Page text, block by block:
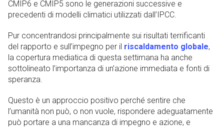
CMIP6 e CMIP5 sono le generazioni successive e
precedenti di modelli climatici utilizzati dall’IPCC.
Pur concentrandosi principalmente sui risultati terrificanti
del rapporto e sull’impegno per il riscaldamento globale,
la copertura mediatica di questa settimana ha anche
sottolineato l’importanza di un’azione immediata e fonti di
speranza.
Questo è un approccio positivo perché sentire che
l’umanità non può, o non vuole, rispondere adeguatamente
può portare a una mancanza di impegno e azione, e